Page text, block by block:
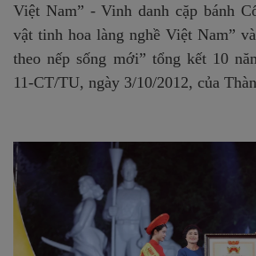
Việt Nam” - Vinh danh cặp bánh
vật tinh hoa làng nghề Việt Nam”
theo nếp sống mới” tổng kết 10
11-CT/TU, ngày 3/10/2012, của